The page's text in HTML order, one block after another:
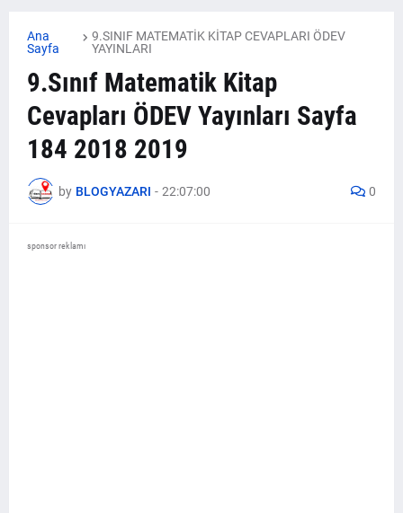
Ana
Sayfa
9.SINIF MATEMATİK KİTAP CEVAPLARI ÖDEV
YAYINLARI
9.Sınıf Matematik Kitap
Cevapları ÖDEV Yayınları Sayfa
184 2018 2019
by BLOGYAZARI - 22:07:00 0
sponsor reklamı